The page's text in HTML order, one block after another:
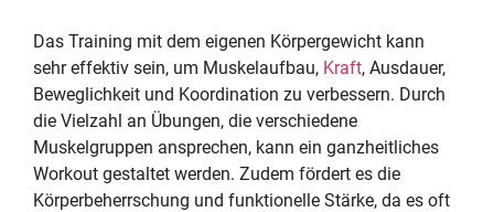
Das Training mit dem eigenen Körpergewicht kann
sehr effektiv sein, um Muskelaufbau, Kraft, Ausdauer,
Beweglichkeit und Koordination zu verbessern. Durch
die Vielzahl an Übungen, die verschiedene
Muskelgruppen ansprechen, kann ein ganzheitliches
Workout gestaltet werden. Zudem fördert es die
Körperbeherrschung und funktionelle Stärke, da es oft